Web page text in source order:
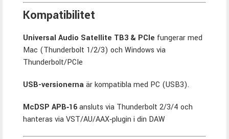
Kompatibilitet
Universal Audio Satellite TB3 & PCIe fungerar med
Mac (Thunderbolt 1/2/3) och Windows via
Thunderbolt/PCIe
USB-versionernaär kompatibla med PC (USB3).
McDSP APB‑16ansluts via Thunderbolt 2/3/4 och
hanteras via VST/AU/AAX‑plugin i din DAW